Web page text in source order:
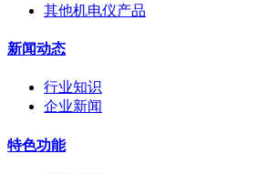
其他机电仪产品
新闻动态
行业知识
企业新闻
特色功能